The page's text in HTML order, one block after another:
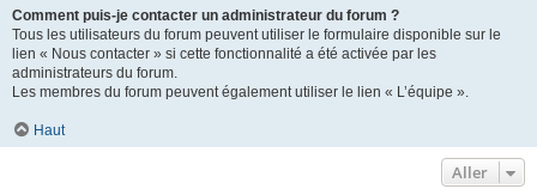
Comment puis-je contacter un administrateur du forum ?
Tous les utilisateurs du forum peuvent utiliser le formulaire disponible sur le
lien « Nous contacter » si cette fonctionnalité a été activée par les
administrateurs du forum.
Les membres du forum peuvent également utiliser le lien « L’équipe ».
Haut
Aller